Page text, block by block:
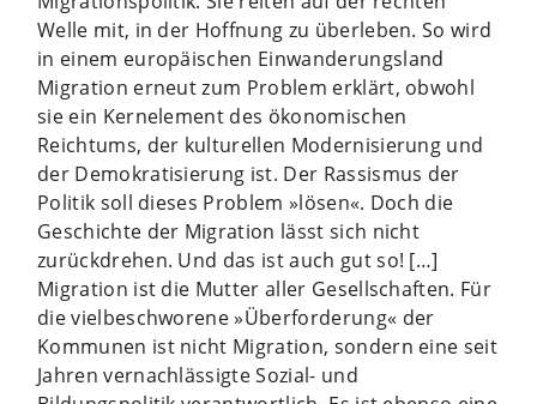
Welle mit, in der Hoffnung zu überleben. So wird
in einem europäischen Einwanderungsland
Migration erneut zum Problem erklärt, obwohl
sie ein Kernelement des ökonomischen
Reichtums, der kulturellen Modernisierung und
der Demokratisierung ist. Der Rassismus der
Politik soll dieses Problem »lösen«. Doch die
Geschichte der Migration lässt sich nicht
zurückdrehen. Und das ist auch gut so! […]
Migration ist die Mutter aller Gesellschaften. Für
die vielbeschworene »Überforderung« der
Kommunen ist nicht Migration, sondern eine seit
Jahren vernachlässigte Sozial- und